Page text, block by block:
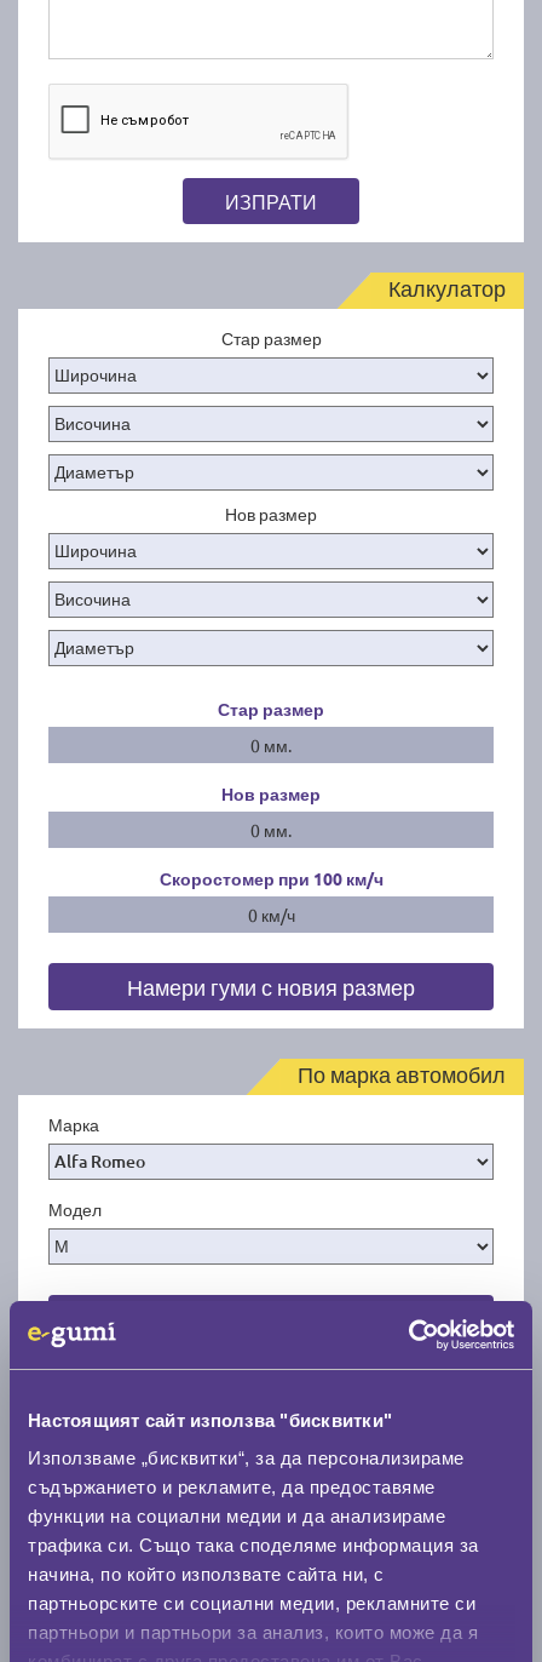
Настоящият сайт използва "бисквитки"
Използваме „бисквитки“, за да персонализираме
съдържанието и рекламите, да предоставяме
функции на социални медии и да анализираме
трафика си. Също така споделяме информация за
начина, по който използвате сайта ни, с
партньорските си социални медии, рекламните си
партньори и партньори за анализ, които може да я
ИЗПРАТИ
Калкулатор
Стар размер
Нов размер
Стар размер
0 мм.
Нов размер
0 мм.
Скоростомер при 100 км/ч
0 км/ч
Намери гуми с новия размер
По марка автомобил
Марка
Модел